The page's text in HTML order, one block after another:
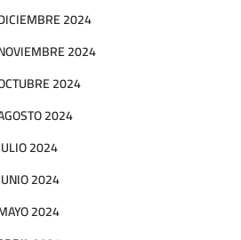
2024
2024
2024
2024
2024
2024
2024